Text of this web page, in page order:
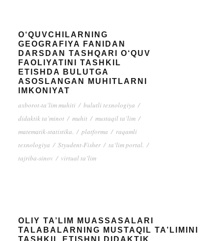
O‘QUVCHILARNING
GEOGRAFIYA FANIDAN
DARSDAN TASHQARI O‘QUV
FAOLIYATINI TASHKIL
ETISHDA BULUTGA
ASOSLANGAN MUHITLARNI
IMKONIYAT
axborot-ta’lim muhiti / bulutli texnologiya /
didaktik ta’minot / muhit / mustaqil ta’lim /
mаtеmаtik-stаtistika. / platforma / raqamli
texnologiya / Styudеnt-Fishеr / ta‘lim portal. /
tajriba-sinov / virtual ta’lim
OLIY TA’LIM MUASSASALARI
TALABALARNING MUSTAQIL TA’LIMINI
TASHKIL ETISHNI DIDAKTIK